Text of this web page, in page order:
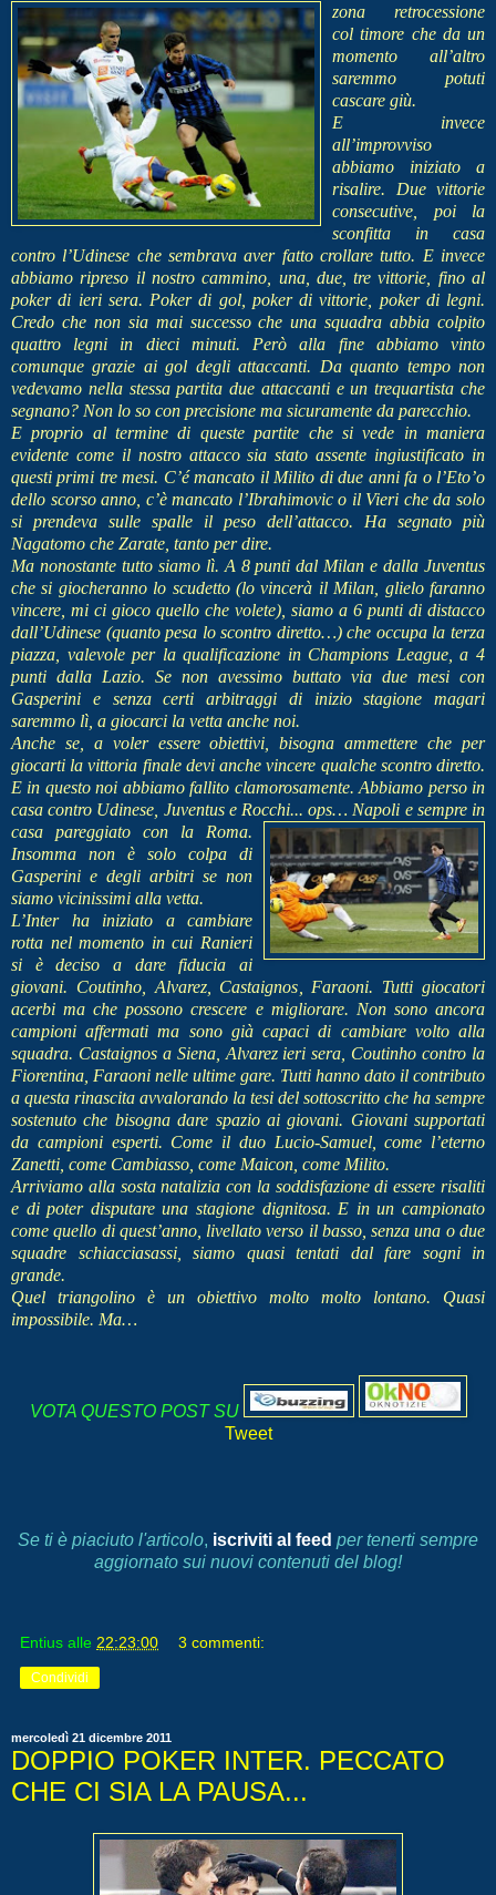
zona retrocessione
col timore che da un
momento all’altro
saremmo potuti
cascare giù.
E invece
all’improvviso
abbiamo iniziato a
risalire. Due vittorie
consecutive, poi la
sconfitta in casa
contro l’Udinese che sembrava aver fatto crollare tutto. E invece
abbiamo ripreso il nostro cammino, una, due, tre vittorie, fino al
poker di ieri sera. Poker di gol, poker di vittorie, poker di legni.
Credo che non sia mai successo che una squadra abbia colpito
quattro legni in dieci minuti. Però alla fine abbiamo vinto
comunque grazie ai gol degli attaccanti. Da quanto tempo non
vedevamo nella stessa partita due attaccanti e un trequartista che
segnano? Non lo so con precisione ma sicuramente da parecchio.
E proprio al termine di queste partite che si vede in maniera
evidente come il nostro attacco sia stato assente ingiustificato in
questi primi tre mesi. C’é mancato il Milito di due anni fa o l’Eto’o
dello scorso anno, c’è mancato l’Ibrahimovic o il Vieri che da solo
si prendeva sulle spalle il peso dell’attacco. Ha segnato più
Nagatomo che Zarate, tanto per dire.
Ma nonostante tutto siamo lì. A 8 punti dal Milan e dalla Juventus
che si giocheranno lo scudetto (lo vincerà il Milan, glielo faranno
vincere, mi ci gioco quello che volete), siamo a 6 punti di distacco
dall’Udinese (quanto pesa lo scontro diretto…) che occupa la terza
piazza, valevole per la qualificazione in Champions League, a 4
punti dalla Lazio. Se non avessimo buttato via due mesi con
Gasperini e senza certi arbitraggi di inizio stagione magari
saremmo lì, a giocarci la vetta anche noi.
Anche se, a voler essere obiettivi, bisogna ammettere che per
giocarti la vittoria finale devi anche vincere qualche scontro diretto.
E in questo noi abbiamo fallito clamorosamente. Abbiamo perso in
casa contro Udinese, Juventus e Rocchi... ops… Napoli e sempre in
casa pareggiato con la Roma.
Insomma non è solo colpa di
Gasperini e degli arbitri se non
siamo vicinissimi alla vetta.
L’Inter ha iniziato a cambiare
rotta nel momento in cui Ranieri
si è deciso a dare fiducia ai
giovani. Coutinho, Alvarez, Castaignos, Faraoni. Tutti giocatori
acerbi ma che possono crescere e migliorare. Non sono ancora
campioni affermati ma sono già capaci di cambiare volto alla
squadra. Castaignos a Siena, Alvarez ieri sera, Coutinho contro la
Fiorentina, Faraoni nelle ultime gare. Tutti hanno dato il contributo
a questa rinascita avvalorando la tesi del sottoscritto che ha sempre
sostenuto che bisogna dare spazio ai giovani. Giovani supportati
da campioni esperti. Come il duo Lucio-Samuel, come l’eterno
Zanetti, come Cambiasso, come Maicon, come Milito.
Arriviamo alla sosta natalizia con la soddisfazione di essere risaliti
e di poter disputare una stagione dignitosa. E in un campionato
come quello di quest’anno, livellato verso il basso, senza una o due
squadre schiacciasassi, siamo quasi tentati dal fare sogni in
grande.
Quel triangolino è un obiettivo molto molto lontano. Quasi
impossibile. Ma…
VOTA QUESTO POST SU
Tweet
Se ti è piaciuto l'articolo, iscriviti al feed per tenerti sempre
aggiornato sui nuovi contenuti del blog!
Entius alle 22:23:00 3 commenti:
Condividi
mercoledì 21 dicembre 2011
DOPPIO POKER INTER. PECCATO
CHE CI SIA LA PAUSA...